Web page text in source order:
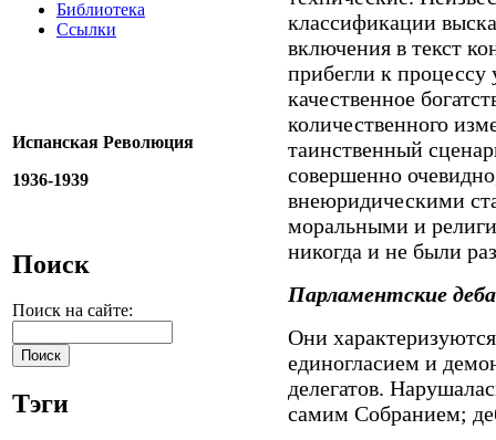
Библиотека
Ссылки
Испанская Революция
1936-1939
Поиск
Поиск на сайте:
Тэги
классификации
включения в текст
прибегли к
качественное
количественного
таинственный
совершенно
внеюридическими
моральными и
никогда и не были
Парламентские
Они
единогласием и
делегатов.
самим Собранием;